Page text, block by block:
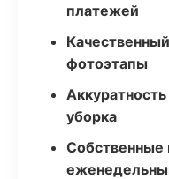
платежей
фотоэтапы
уборка
Собственные